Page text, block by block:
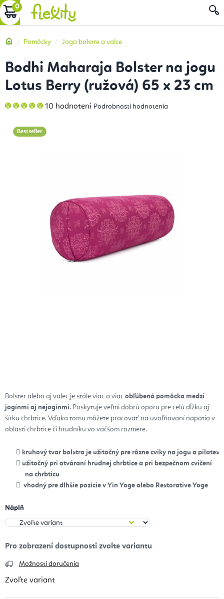
Prejsť
na
NÁKUPNÝ
DomovPomôcky Joga bolstre a valce
Bolster alebo aj valec je stále viac a viac obľúbená pomôcka medzi
jogínmi aj nejogínmi. Poskytuje veľmi dobrú oporu pre celú dĺžku aj
šírku chrbtice. Vďaka tomu môžete pracovať na uvoľňovaní napätia v
oblasti chrbtice či hrudníku vo väčšom rozmere.
kruhový tvar bolstra je užitočný pre rôzne cviky na jogu a pilates
užitočný pri otváraní hrudnej chrbtice a pri bezpečnom cvičení
na chrbticu
vhodný pre dlhšie pozície v Yin Yoge alebo Restorative Yoge
Náplň
Možnosti doručenia
Zvoľte variant
Bodhi Maharaja Bolster na jogu
Lotus Berry (ružová) 65 x 23 cm
Priemerné
hodnotenie
5,0
z
10 hodnotení Podrobnosti hodnotenia
Bestseller